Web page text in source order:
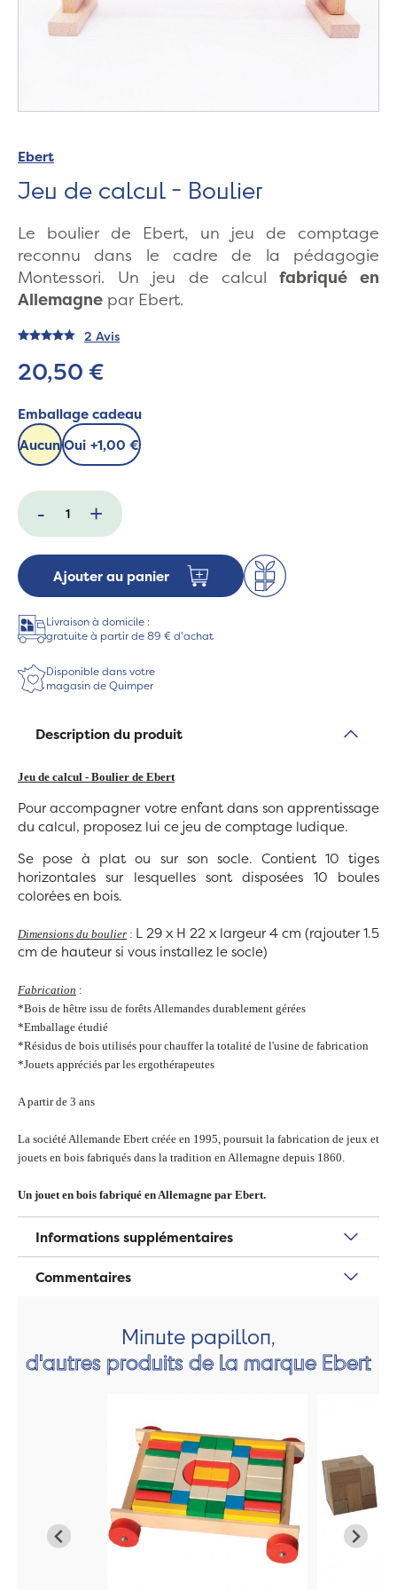
Ebert
Jeu de calcul - Boulier
Le boulier de Ebert, un jeu de comptage
reconnu dans le cadre de la pédagogie
Montessori. Un jeu de calcul fabriqué en
Allemagne par Ebert.
2 Avis
20,50 €
Emballage cadeau
AucunOui +1,00 €
- +
Ajouter au panier
Livraison à domicile :
gratuite à partir de 89 € d'achat
Disponible dans votre
magasin de Quimper
Description du produit
Jeu de calcul - Boulier de Ebert
Pour accompagner votre enfant dans son apprentissage
du calcul, proposez lui ce jeu de comptage ludique.
Se pose à plat ou sur son socle. Contient 10 tiges
horizontales sur lesquelles sont disposées 10 boules
colorées en bois.
Dimensions du boulier : L 29 x H 22 x largeur 4 cm (rajouter 1.5
cm de hauteur si vous installez le socle)
Fabrication :
*Bois de hêtre issu de forêts Allemandes durablement gérées
*Emballage étudié
*Résidus de bois utilisés pour chauffer la totalité de l'usine de fabrication
*Jouets appréciés par les ergothérapeutes
A partir de 3 ans
La société Allemande Ebert créée en 1995, poursuit la fabrication de jeux et
jouets en bois fabriqués dans la tradition en Allemagne depuis 1860.
Un jouet en bois fabriqué en Allemagne par Ebert.
Informations supplémentaires
Commentaires
Minute papillon,
d'autres produits de la marque Ebert